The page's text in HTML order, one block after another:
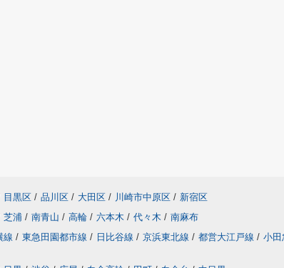
目黒区 / 品川区 / 大田区 / 川崎市中原区 / 新宿区
芝浦 / 南青山 / 高輪 / 六本木 / 代々木 / 南麻布
線 / 東急田園都市線 / 日比谷線 / 京浜東北線 / 都営大江戸線 / 小田